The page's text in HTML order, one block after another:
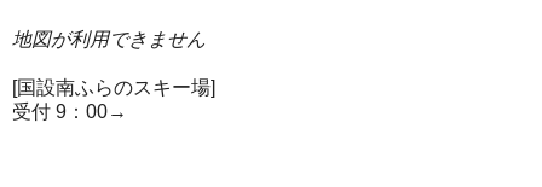
地図が利用できません
[国設南ふらのスキー場]
受付 9：00→